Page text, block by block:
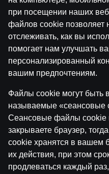
Maksims
byDāvis 14 июл.
Ģenerālis ar Žani
byDāvis 14 июл.
Jāņa Nagla |
14 июл. 2026
Ģenerālis ar Jurģi
byDāvis 17 июн.
при посещении наших
файлов cookie позволяет
отслеживать, как вы
помогает нам улучшать
персонализированный
вашим предпочтениям.
Файлы cookie могут быть
называемые «сеансовые
Сеансовые файлы cookie
закрываете браузер,
cookie хранятся в вашем
их действия, при этом
продлеваться каждый